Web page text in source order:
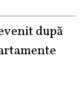
după